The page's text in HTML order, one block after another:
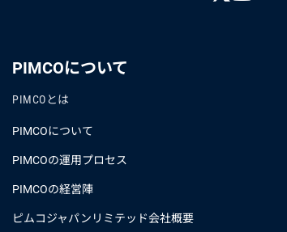
PIMCOについて
PIMCOとは
PIMCOについて
PIMCOの運用プロセス
PIMCOの経営陣
ピムコジャパンリミテッド会社概要